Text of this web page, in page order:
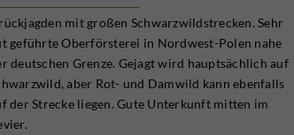
mit großen Schwarzwildstrecken. Sehr
geführte Oberförsterei in Nordwest-Polen nahe
deutschen Grenze. Gejagt wird hauptsächlich auf
aber Rot- und Damwild kann ebenfalls
der Strecke liegen. Gute Unterkunft mitten im